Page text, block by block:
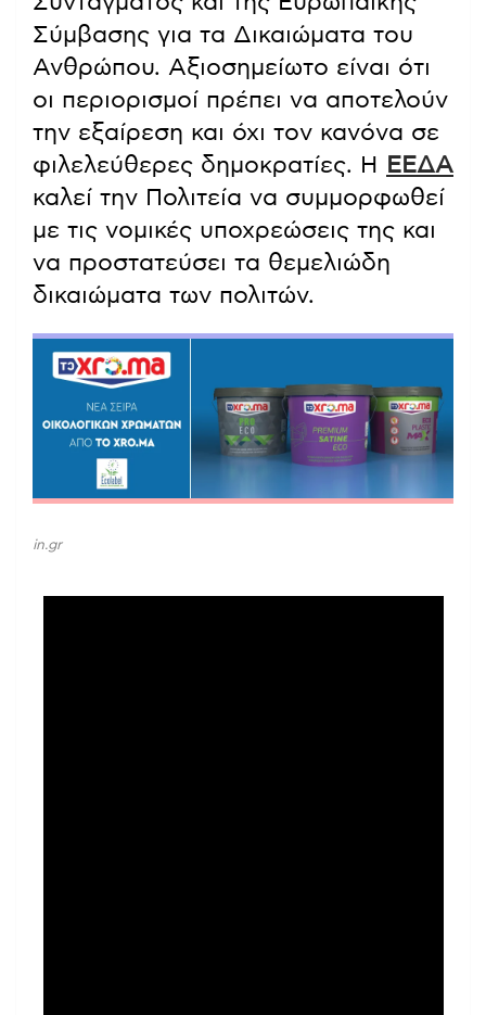
Σύμβασης για τα Δικαιώματα του
Ανθρώπου. Αξιοσημείωτο είναι ότι
οι περιορισμοί πρέπει να αποτελούν
την εξαίρεση και όχι τον κανόνα σε
φιλελεύθερες δημοκρατίες. Η
ΕΕΔΑ
καλεί την Πολιτεία να συμμορφωθεί
με τις νομικές υποχρεώσεις της και
να προστατεύσει τα θεμελιώδη
δικαιώματα των πολιτών.
in.gr